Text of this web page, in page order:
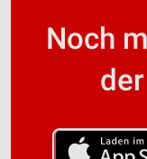
Noch